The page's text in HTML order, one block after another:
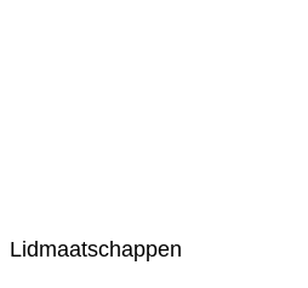
Lidmaatschappen